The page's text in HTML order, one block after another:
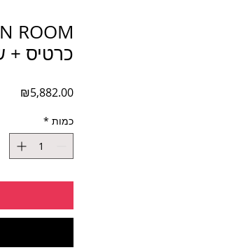
ROOM
כרטיס +
₪5,882.00
כמות *